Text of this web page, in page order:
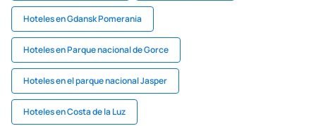
Hoteles en Gdansk Pomerania
Hoteles en Parque nacional de Gorce
Hoteles en el parque nacional Jasper
Hoteles en Costa de la Luz